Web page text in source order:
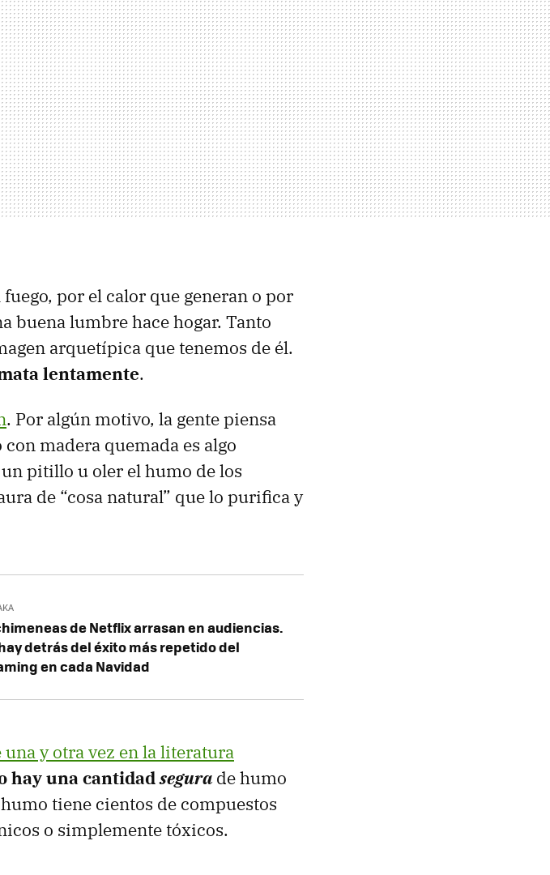
por el calor que generan o por
buena lumbre hace hogar. Tanto
arquetípica que tenemos de él.
lentamente.
. Por algún motivo, la gente piensa
madera quemada es algo
pitillo u oler el humo de los
de “cosa natural” que lo purifica y
de Netflix arrasan en audiencias.
detrás del éxito más repetido del
en cada Navidad
una y otra vez en la literatura
hay una cantidadsegura de humo
tiene cientos de compuestos
o simplemente tóxicos.